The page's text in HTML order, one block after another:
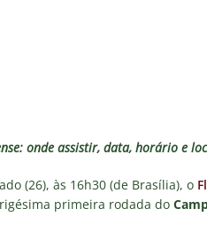
NOTÍCIAS
onde assistir, data, horário e
(26), às 16h30 (de Brasília), o
primeira rodada do